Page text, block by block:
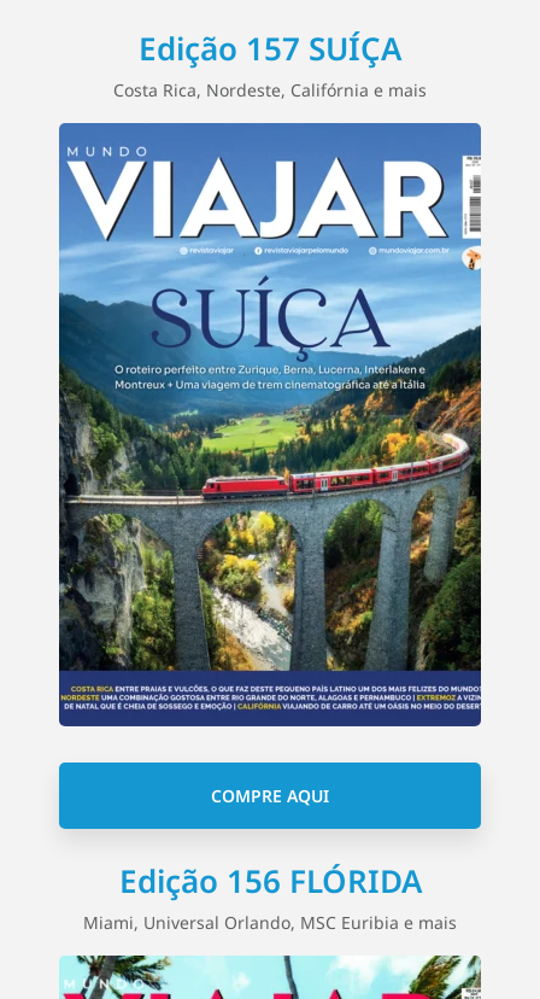
Edição 157 SUÍÇA
Costa Rica, Nordeste, Califórnia e mais
COMPRE AQUI
Edição 156 FLÓRIDA
Miami, Universal Orlando, MSC Euribia e mais